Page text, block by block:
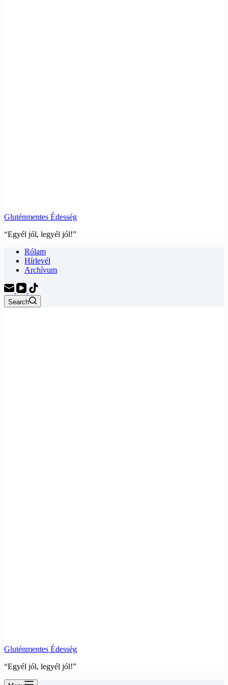
Gluténmentes Édesség
“Egyél jól, legyél jól!”
Rólam
Hírlevél
Archívum
Search
Gluténmentes Édesség
“Egyél jól, legyél jól!”